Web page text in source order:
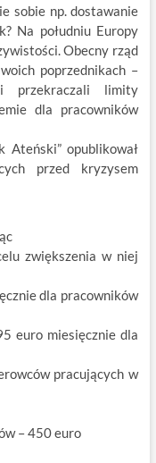
sobie np. dostawanie
Na południu Europy
Obecny rząd
poprzednikach –
przekraczali limity
dla pracowników
Ateński” opublikował
przed kryzysem
zwiększenia w niej
dla pracowników
euro miesięcznie dla
pracujących w
– 450 euro